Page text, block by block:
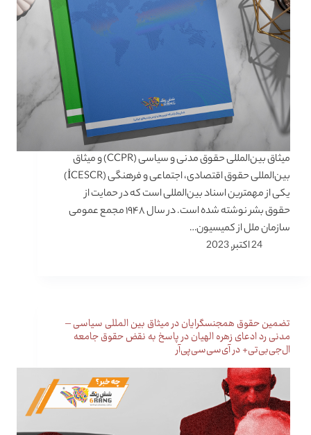
میثاق بین‌المللی حقوق مدنی و سیاسی (CCPR) و میثاق
بین‌المللی حقوق اقتصادی، اجتماعی و فرهنگی (İCESCR)
یکی از مهمترین اسناد بین‌المللی است که در حمایت از
حقوق بشر نوشته شده است. در سال ۱۹۴۸ مجمع عمومی
سازمان ملل از کمیسیون…
24 اکتبر, 2023
تضمین حقوق همجنسگرایان در میثاق بین المللی سیاسی –
مدنی رد ادعای زهره الهیان در پاسخ به نقض حقوق جامعه
ال‌جی‌بی‌تی+ در آی‌سی‌سی‌پی‌آر